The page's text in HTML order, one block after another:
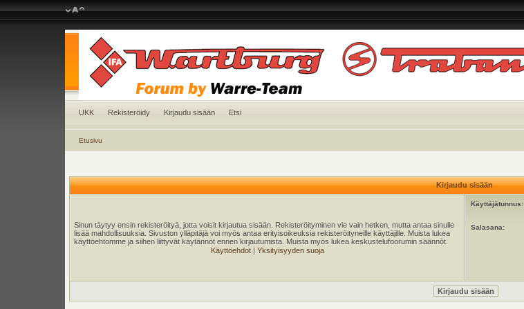
UKK Rekisteröidy Kirjaudu sisään Etsi
Etusivu
Kirjaudu sisään
Sinun täytyy ensin rekisteröityä, jotta voisit kirjautua sisään. Rekisteröityminen vie vain hetken, mutta antaa sinulle
lisää mahdollisuuksia. Sivuston ylläpitäjä voi myös antaa erityisoikeuksia rekisteröityneille käyttäjille. Muista lukea
käyttöehtomme ja siihen liittyvät käytännöt ennen kirjautumista. Muista myös lukea keskustelufoorumin säännöt.
Käyttöehdot| Yksityisyyden suoja
Käyttäjätunnus:
Salasana: